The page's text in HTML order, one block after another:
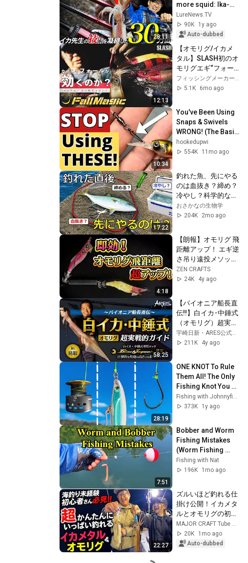
28:11
more squid: Ika-
Sensei's Omorig
Lecture [Sephia
Limited]
LureNews.TV
90K
1y ago
Auto-dubbed
12:13
【オモリグ/イカメ
タル】SLASH初のオ
モリグエギ“フォー
ルマジック”とは？
【2026年新製品】
フィッシングメーカーSLASH
5.1K
6mo ago
10:34
You've Been Using
Snaps & Swivels
WRONG! (The Basic
Rules You Need to
Know)
hookedupwi
554K
11mo ago
17:22
釣れた魚、先にやる
のは血抜き？締め？
冷やし？科学的な正
解を解説
おさかなの生物学
204K
2mo ago
4:18
【朗報】オモリグ 飛
距離アップ！ エギ逆
さ吊り遠投メソッド
キャスト時のストレ
ス解消！【釣り】
ZEN CRAFTS
24K
4y ago
58:25
【パイオニア船長直
伝!!】白イカ･中錘式
（オモリグ）超実戦
的ガイド｜専用ロッ
ド ARES・ブラック
211K
4y ago
28:19
ONE KNOT To Rule
Them All! The Only
Fishing Knot You
Need To Know
373K
1y ago
7:51
Bobber and Worm
Fishing Mistakes
(Worm Fishing
Tips)
Fishing with Nat
196K
1mo ago
22:27
ズルいほど釣れる仕
掛け公開！イカメタ
ルとオモリグの初心
者にこそ使って欲し
いテクニック！≪ニ
ータックルリポート
20K
1mo ago
Auto-dubbed